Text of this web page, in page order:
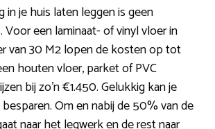
in je huis laten leggen is geen
een laminaat- of vinyl vloer in
van 30 M2 lopen de kosten op tot
houten vloer, parket of PVC
bij zo’n €1.450. Gelukkig kan je
Om en nabij de 50% van de